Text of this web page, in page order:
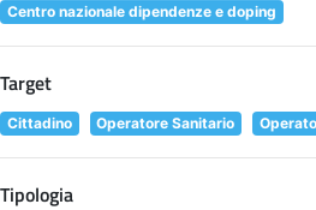
Centro nazionale dipendenze e doping
Target
Cittadino Operatore Sanitario
Tipologia